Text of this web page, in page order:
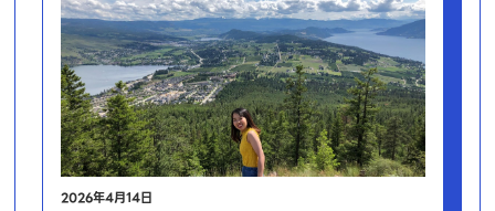
2026年4月14日